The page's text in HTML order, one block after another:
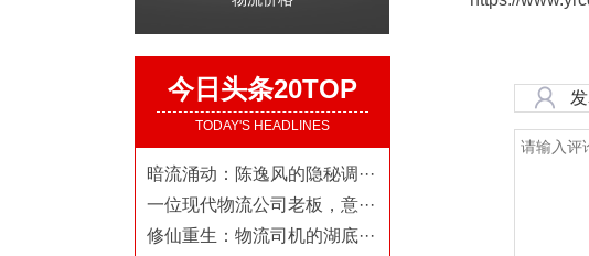
今日头条20TOP
TODAY'S HEADLINES
暗流涌动：陈逸风的隐秘调···
一位现代物流公司老板，意···
修仙重生：物流司机的湖底···